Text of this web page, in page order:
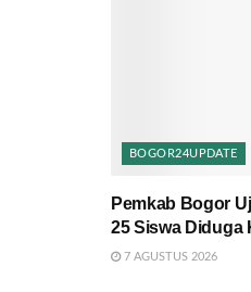
BOGOR24UPDATE
Pemkab Bogor
25 Siswa Diduga
7 AGUSTUS 2026